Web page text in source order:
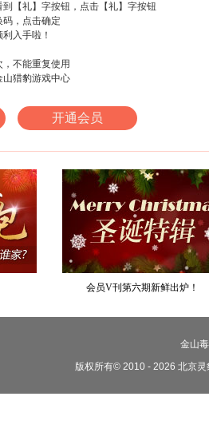
到【礼】字按钮，点击【礼】字按钮
码，点击确定
入手啦！
，不能重复使用
山猎豹游戏中心
开通会员
会员V刊第六期新鲜出炉！
金山
版权所有© 2010 - 2026 北京